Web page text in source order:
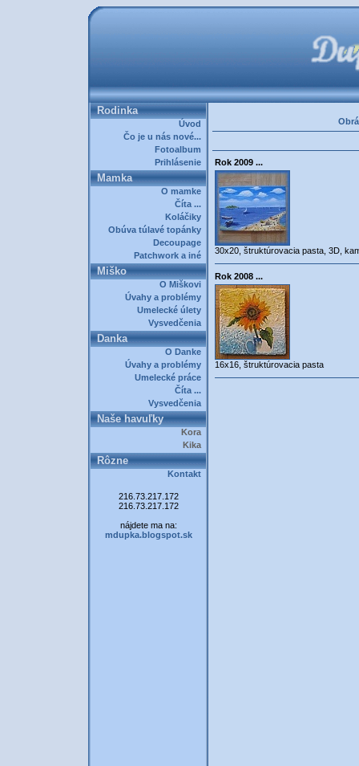
Rodinka
Úvod
Čo je u nás nové...
Fotoalbum
Prihlásenie
Mamka
O mamke
Číta ...
Koláčiky
Obúva túlavé topánky
Decoupage
Patchwork a iné
Miško
O Miškovi
Úvahy a problémy
Umelecké úlety
Vysvedčenia
Danka
O Danke
Úvahy a problémy
Umelecké práce
Číta ...
Vysvedčenia
Naše havuľky
Kora
Kika
Rôzne
Kontakt
216.73.217.172
216.73.217.172
nájdete ma na:
mdupka.blogspot.sk
Rok 2009 ...
30x20, štruktúrovacia pasta, 3D,
Rok 2008 ...
16x16, štruktúrovacia pasta